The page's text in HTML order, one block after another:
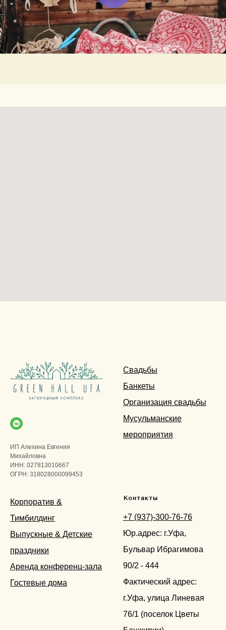
ИП Алехина Евгения
Михайловна
ИНН: 027813010667
ОГРН: 318028000099453
Свадьбы
Банкеты
Организация свадьбы
Мусульманские
мероприятия
Корпоратив &
Тимбилдинг
Выпускные & Детские
праздники
Аренда конференц-зала
Гостевые дома
Контакты
+7 (937)-300-76-76
Юр.адрес: г.Уфа,
Бульвар Ибрагимова
90/2 - 444
Фактический адрес:
г.Уфа, улица Линевая
76/1 (поселок Цветы